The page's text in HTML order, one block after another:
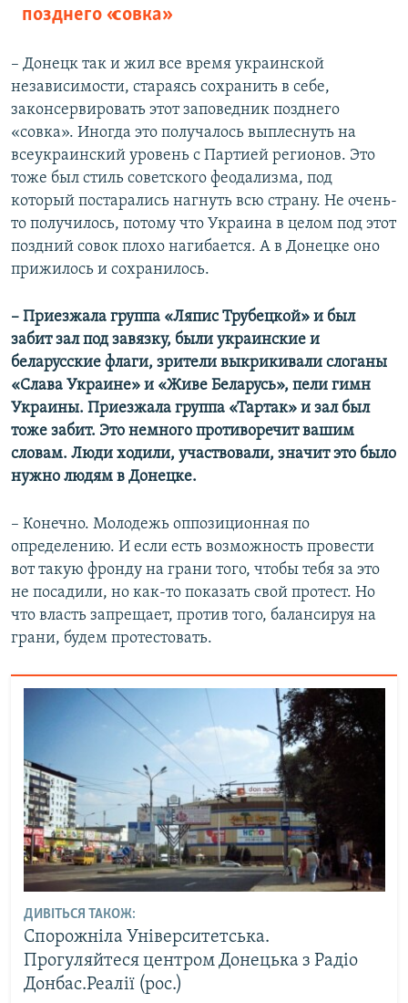
позднего «совка»
– Донецк так и жил все время украинской
независимости, стараясь сохранить в себе,
законсервировать этот заповедник позднего
«совка». Иногда это получалось выплеснуть на
всеукраинский уровень с Партией регионов. Это
тоже был стиль советского феодализма, под
который постарались нагнуть всю страну. Не очень-
то получилось, потому что Украина в целом под этот
поздний совок плохо нагибается. А в Донецке оно
прижилось и сохранилось.
– Приезжала группа «Ляпис Трубецкой» и был
забит зал под завязку, были украинские и
беларусские флаги, зрители выкрикивали слоганы
«Слава Украине» и «Живе Беларусь», пели гимн
Украины. Приезжала группа «Тартак» и зал был
тоже забит. Это немного противоречит вашим
словам. Люди ходили, участвовали, значит это было
нужно людям в Донецке.
– Конечно. Молодежь оппозиционная по
определению. И если есть возможность провести
вот такую фронду на грани того, чтобы тебя за это
не посадили, но как-то показать свой протест. Но
что власть запрещает, против того, балансируя на
грани, будем протестовать.
ДИВІТЬСЯ ТАКОЖ:
Спорожніла Університетська.
Прогуляйтеся центром Донецька з Радіо
Донбас.Реалії (рос.)